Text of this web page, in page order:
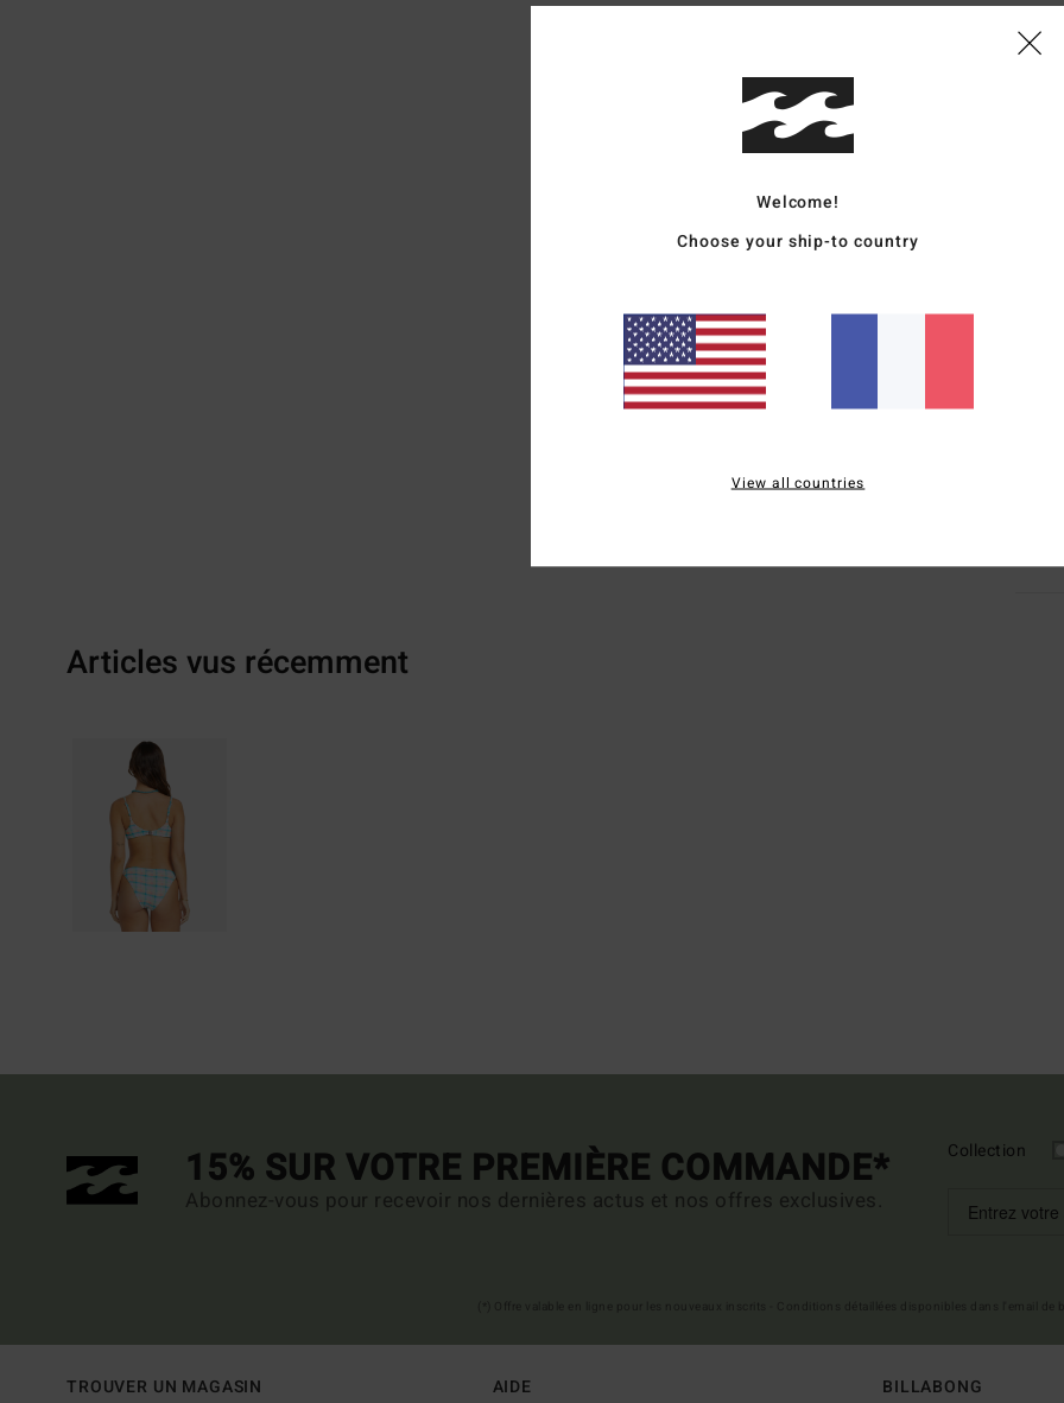
Style
Articles vus récemment
15% SUR VOTRE PREMIÈRE COMMANDE*
Abonnez-vous pour recevoir nos dernières actus et nos offres exclusives.
Collection
TROUVER UN MAGASIN AIDE BILLABONG
Welcome!
Choose your ship-to country
View all countries